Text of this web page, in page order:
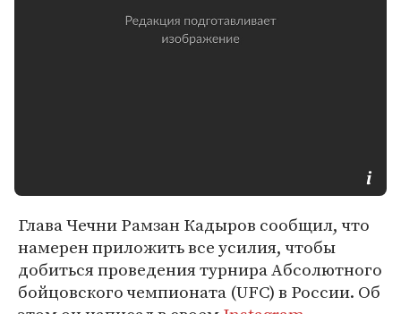
Глава Чечни Рамзан Кадыров сообщил, что
намерен приложить все усилия, чтобы
добиться проведения турнира Абсолютного
бойцовского чемпионата (UFC) в России. Об